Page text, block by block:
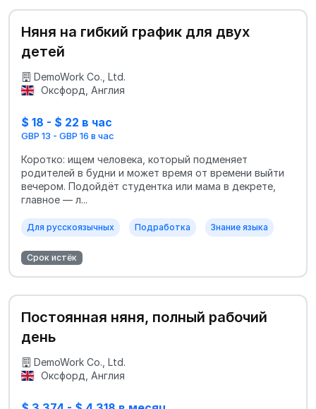
Няня на гибкий график для двух
детей
DemoWork Co., Ltd.
Оксфорд, Англия
$ 18 - $ 22 в час
GBP 13 - GBP 16 в час
Коротко: ищем человека, который подменяет
родителей в будни и может время от времени выйти
вечером. Подойдёт студентка или мама в декрете,
главное — л...
Для русскоязычных Подработка Знание языка
Срок истёк
Постоянная няня, полный рабочий
день
DemoWork Co., Ltd.
Оксфорд, Англия